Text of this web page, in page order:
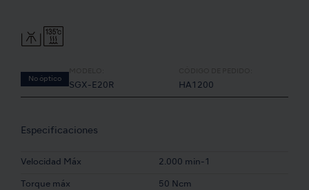
No óptico
SGX-E20R HA1200
Especificaciones
Velocidad Máx 2.000 min-1
Torque máx 50 Ncm